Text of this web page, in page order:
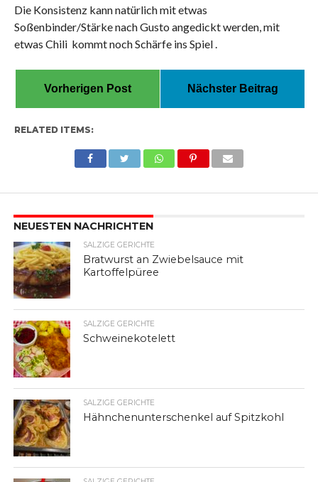
Die Konsistenz kann natürlich mit etwas
Soßenbinder/Stärke nach Gusto angedickt werden, mit
etwas Chili kommt noch Schärfe ins Spiel .
Vorherigen Post Nächster Beitrag
RELATED ITEMS:
NEUESTEN NACHRICHTEN
SALZIGE GERICHTE
Bratwurst an Zwiebelsauce mit
Kartoffelpüree
SALZIGE GERICHTE
Schweinekotelett
SALZIGE GERICHTE
Hähnchenunterschenkel auf Spitzkohl